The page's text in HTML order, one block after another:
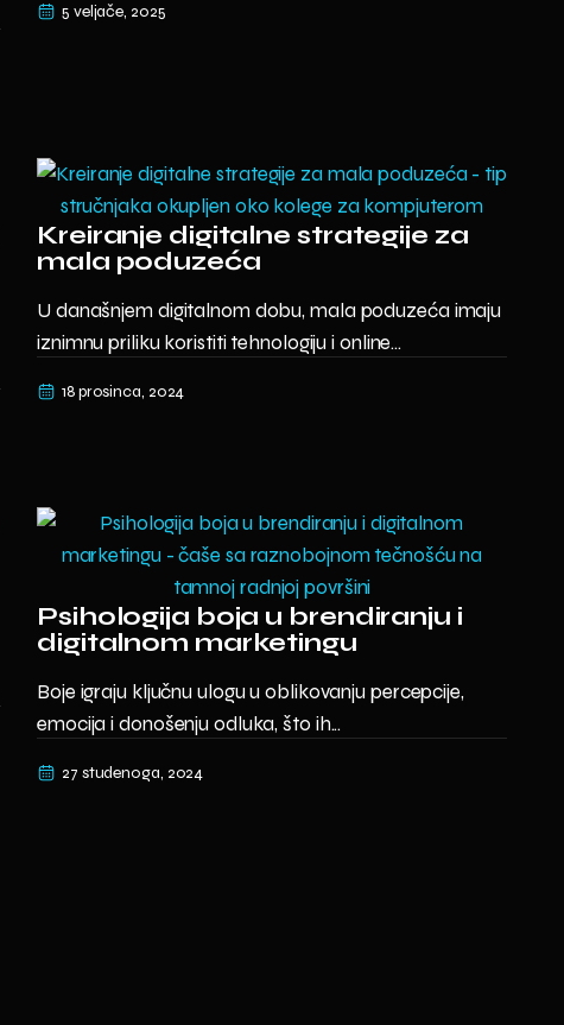
5 veljače, 2025
Kreiranje digitalne strategije za
mala poduzeća
U današnjem digitalnom dobu, mala poduzeća imaju
iznimnu priliku koristiti tehnologiju i online...
18 prosinca, 2024
Psihologija boja u brendiranju i
digitalnom marketingu
Boje igraju ključnu ulogu u oblikovanju percepcije,
emocija i donošenju odluka, što ih...
27 studenoga, 2024